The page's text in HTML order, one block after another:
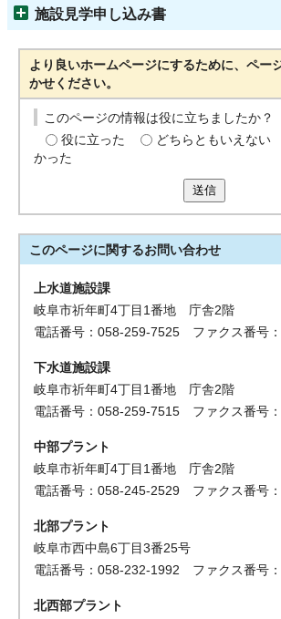
施設見学申し込み書
より良いホームページにするために、ペー
かせください。
このページの情報は役に立ちましたか？
役に立った
どちらともいえない
かった
送信
このページに関するお問い合わせ
上水道施設課
岐阜市祈年町4丁目1番地 庁舎2階
電話番号：058-259-7525 ファクス番号
下水道施設課
岐阜市祈年町4丁目1番地 庁舎2階
電話番号：058-259-7515 ファクス番号
中部プラント
岐阜市祈年町4丁目1番地 庁舎2階
電話番号：058-245-2529 ファクス番号
北部プラント
岐阜市西中島6丁目3番25号
電話番号：058-232-1992 ファクス番号
北西部プラント